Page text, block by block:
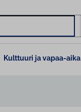
Kulttuuri ja vapaa-aika